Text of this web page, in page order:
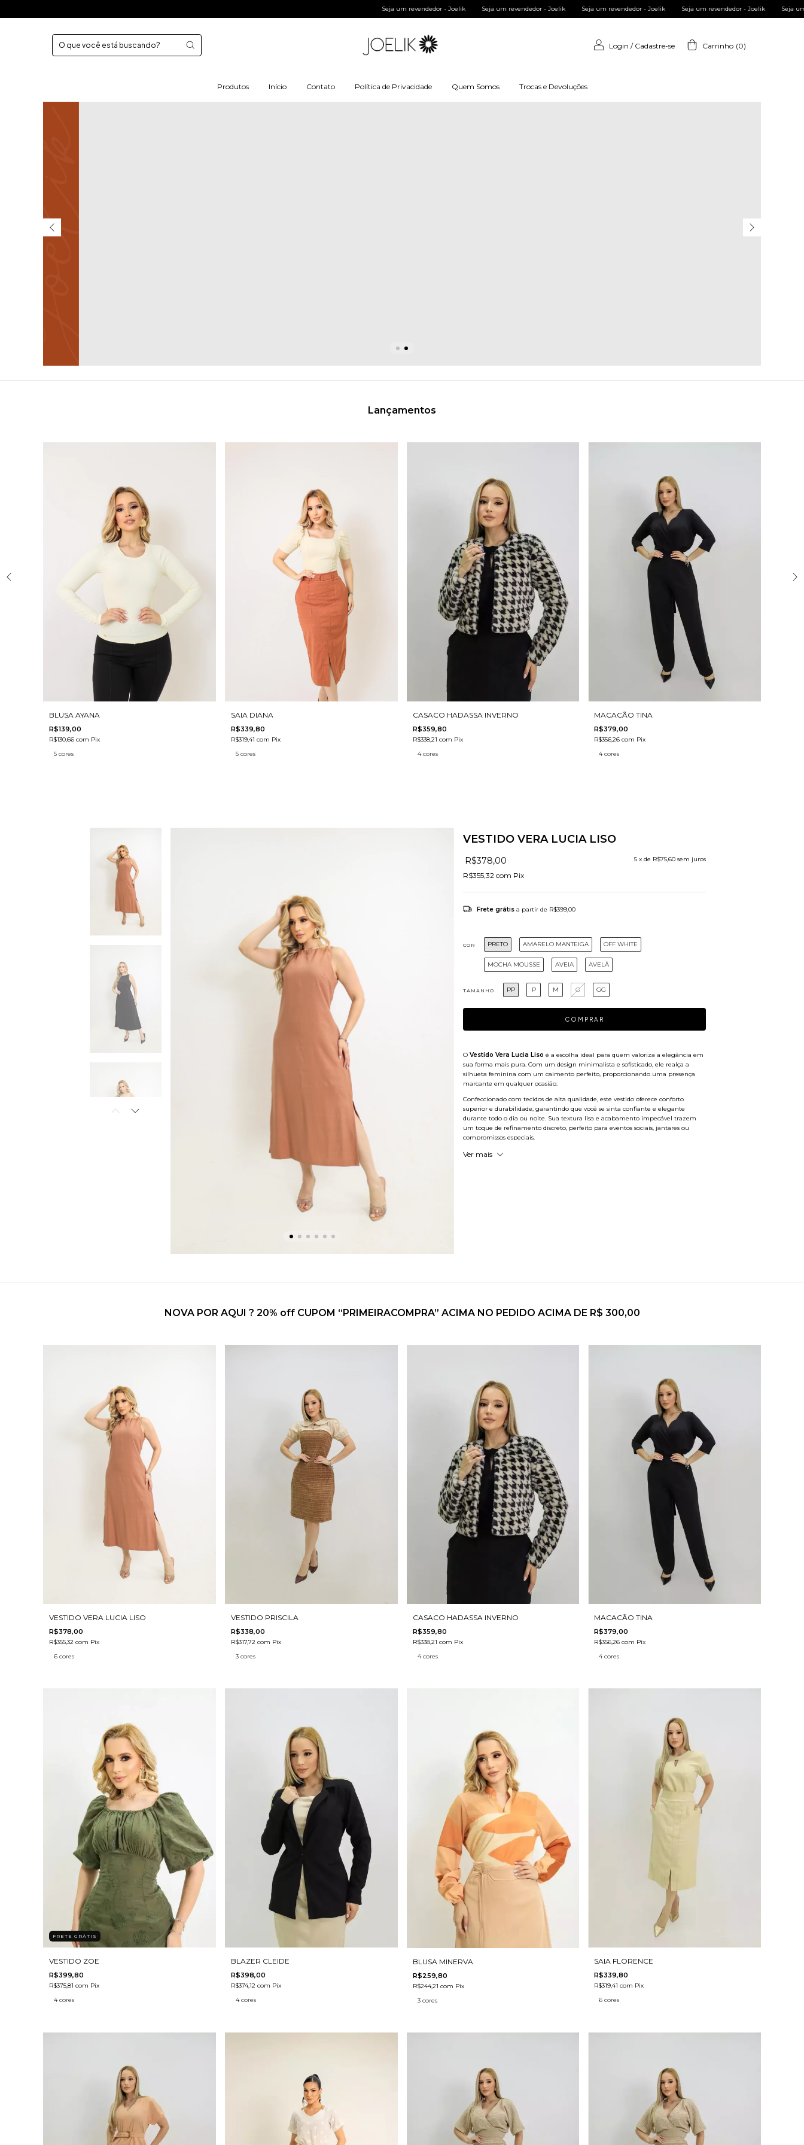
Seja um revendedor - Joelik Seja um revendedor - Joelik Seja um revendedor - Joelik Seja um revendedor - Joelik
Login / Cadastre-se Carrinho (0)
Produtos Início Contato Política de Privacidade Quem Somos Trocas e Devoluções
Lançamentos
BLUSA AYANA
R$139,00
R$130,66 com Pix
5 cores
SAIA DIANA
R$339,80
R$319,41 com Pix
5 cores
CASACO HADASSA INVERNO
R$359,80
R$338,21 com Pix
4 cores
MACACÃO TINA
R$379,00
R$356,26com Pix
4 cores
VESTIDO VERA LUCIA LISO
R$378,00 5 x de R$75,60 sem juros
R$355,32com Pix
Frete grátis a partir de R$399,00
COR PRETO AMARELO MANTEIGA OFF WHITE
MOCHA MOUSSE AVEIA AVELÂ
TAMANHO PP P M G GG
OVestido Vera Lucia Liso é a escolha ideal para quem valoriza a elegância em
sua forma mais pura. Com um design minimalista e sofisticado, ele realça a
silhueta feminina com um caimento perfeito, proporcionando uma presença
marcante em qualquer ocasião.
Confeccionado com tecidos de alta qualidade, este vestido oferece conforto
superior e durabilidade, garantindo que você se sinta confiante e elegante
durante todo o dia ou noite. Sua textura lisa e acabamento impecável trazem
um toque de refinamento discreto, perfeito para eventos sociais, jantares ou
compromissos especiais.
Invista no Vestido Vera Lucia Liso para transformar seu guarda-roupa com uma
Ver mais
NOVA POR AQUI ? 20% off CUPOM “PRIMEIRACOMPRA” ACIMA NO PEDIDO ACIMA DE R$ 300,00
VESTIDO VERA LUCIA LISO
R$378,00
R$355,32 com Pix
6 cores
VESTIDO PRISCILA
R$338,00
R$317,72 com Pix
3 cores
CASACO HADASSA INVERNO
R$359,80
R$338,21 com Pix
4 cores
MACACÃO TINA
R$379,00
R$356,26com Pix
4 cores
FRETE GRÁTIS
VESTIDO ZOE
R$399,80
R$375,81 com Pix
4 cores
BLAZER CLEIDE
R$398,00
R$374,12 com Pix
4 cores
BLUSA MINERVA
R$259,80
R$244,21 com Pix
3 cores
SAIA FLORENCE
R$339,80
R$319,41com Pix
6 cores